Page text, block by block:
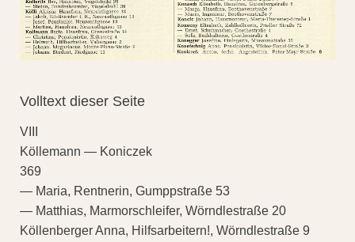
Volltext dieser Seite
VIII
Köllemann — Koniczek
369
— Maria, Rentnerin, Gumppstraße 53
— Matthias, Marmorschleifer, Wörndlestraße 20
Köllenberger Anna, Hilfsarbeitern!, Wörndlestraße 9